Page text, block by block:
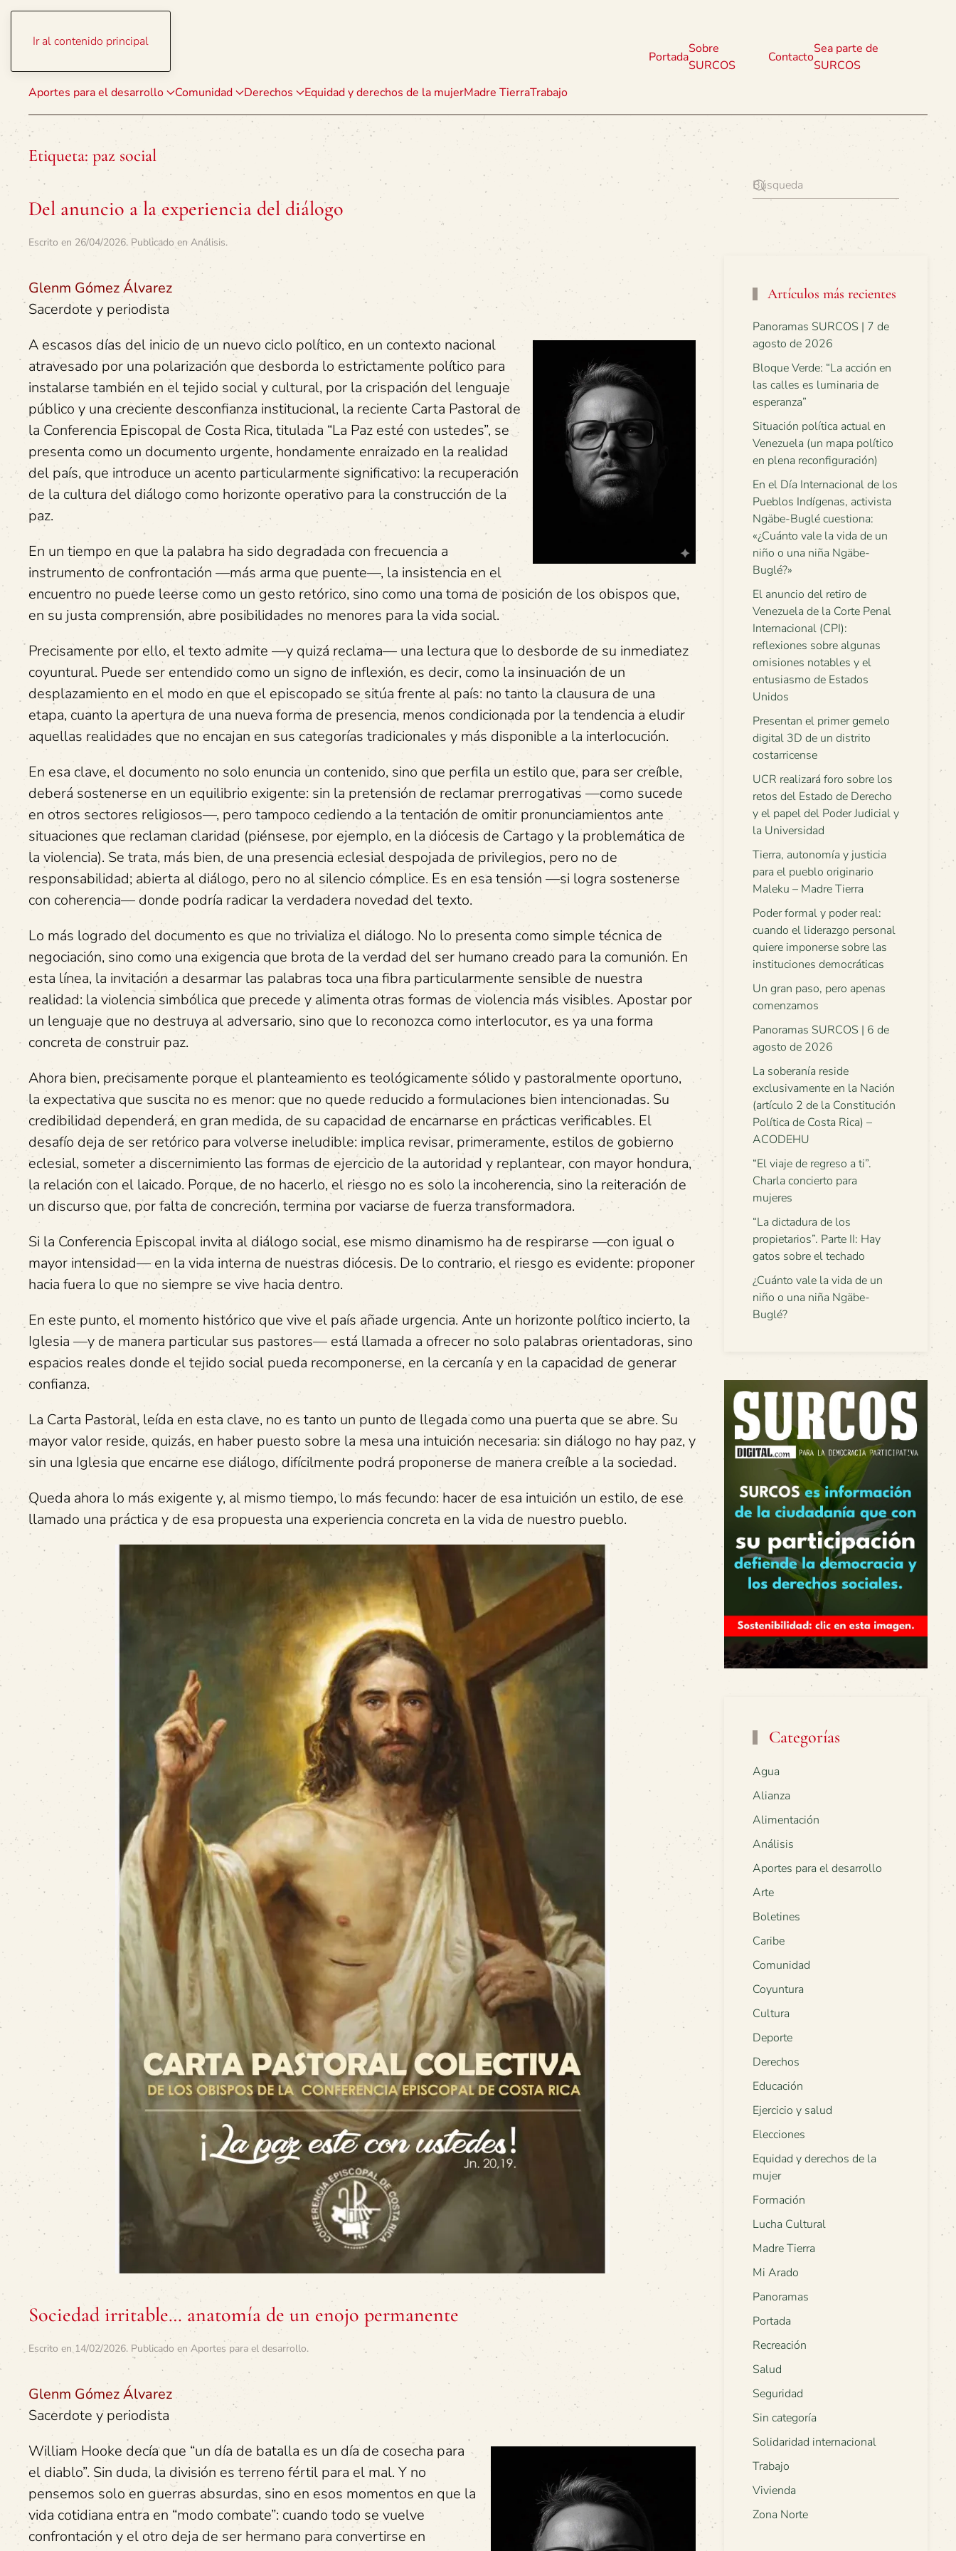
Ir al contenido principal
Aportes para el desarrollo Comunidad Derechos Equidad y derechos de la mujerMadre TierraTrabajo
Portada
Sobre
SURCOS
Contacto
Sea parte de
SURCOS
Etiqueta: paz social
Del anuncio a la experiencia del diálogo
Escrito en 26/04/2026. Publicado en Análisis.
Glenm Gómez Álvarez
Sacerdote y periodista
A escasos días del inicio de un nuevo ciclo político, en un contexto nacional
atravesado por una polarización que desborda lo estrictamente político para
instalarse también en el tejido social y cultural, por la crispación del lenguaje
público y una creciente desconfianza institucional, la reciente Carta Pastoral de
la Conferencia Episcopal de Costa Rica, titulada “La Paz esté con ustedes”, se
presenta como un documento urgente, hondamente enraizado en la realidad
del país, que introduce un acento particularmente significativo: la recuperación
de la cultura del diálogo como horizonte operativo para la construcción de la
paz.
En un tiempo en que la palabra ha sido degradada con frecuencia a
instrumento de confrontación —más arma que puente—, la insistencia en el
encuentro no puede leerse como un gesto retórico, sino como una toma de posición de los obispos que,
en su justa comprensión, abre posibilidades no menores para la vida social.
Precisamente por ello, el texto admite —y quizá reclama— una lectura que lo desborde de su inmediatez
coyuntural. Puede ser entendido como un signo de inflexión, es decir, como la insinuación de un
desplazamiento en el modo en que el episcopado se sitúa frente al país: no tanto la clausura de una
etapa, cuanto la apertura de una nueva forma de presencia, menos condicionada por la tendencia a eludir
aquellas realidades que no encajan en sus categorías tradicionales y más disponible a la interlocución.
En esa clave, el documento no solo enuncia un contenido, sino que perfila un estilo que, para ser creíble,
deberá sostenerse en un equilibrio exigente: sin la pretensión de reclamar prerrogativas —como sucede
en otros sectores religiosos—, pero tampoco cediendo a la tentación de omitir pronunciamientos ante
situaciones que reclaman claridad (piénsese, por ejemplo, en la diócesis de Cartago y la problemática de
la violencia). Se trata, más bien, de una presencia eclesial despojada de privilegios, pero no de
responsabilidad; abierta al diálogo, pero no al silencio cómplice. Es en esa tensión —si logra sostenerse
con coherencia— donde podría radicar la verdadera novedad del texto.
Lo más logrado del documento es que no trivializa el diálogo. No lo presenta como simple técnica de
negociación, sino como una exigencia que brota de la verdad del ser humano creado para la comunión. En
esta línea, la invitación a desarmar las palabras toca una fibra particularmente sensible de nuestra
realidad: la violencia simbólica que precede y alimenta otras formas de violencia más visibles. Apostar por
un lenguaje que no destruya al adversario, sino que lo reconozca como interlocutor, es ya una forma
concreta de construir paz.
Ahora bien, precisamente porque el planteamiento es teológicamente sólido y pastoralmente oportuno,
la expectativa que suscita no es menor: que no quede reducido a formulaciones bien intencionadas. Su
credibilidad dependerá, en gran medida, de su capacidad de encarnarse en prácticas verificables. El
desafío deja de ser retórico para volverse ineludible: implica revisar, primeramente, estilos de gobierno
eclesial, someter a discernimiento las formas de ejercicio de la autoridad y replantear, con mayor hondura,
la relación con el laicado. Porque, de no hacerlo, el riesgo no es solo la incoherencia, sino la reiteración de
un discurso que, por falta de concreción, termina por vaciarse de fuerza transformadora.
Si la Conferencia Episcopal invita al diálogo social, ese mismo dinamismo ha de respirarse —con igual o
mayor intensidad— en la vida interna de nuestras diócesis. De lo contrario, el riesgo es evidente: proponer
hacia fuera lo que no siempre se vive hacia dentro.
En este punto, el momento histórico que vive el país añade urgencia. Ante un horizonte político incierto, la
Iglesia —y de manera particular sus pastores— está llamada a ofrecer no solo palabras orientadoras, sino
espacios reales donde el tejido social pueda recomponerse, en la cercanía y en la capacidad de generar
confianza.
La Carta Pastoral, leída en esta clave, no es tanto un punto de llegada como una puerta que se abre. Su
mayor valor reside, quizás, en haber puesto sobre la mesa una intuición necesaria: sin diálogo no hay paz, y
sin una Iglesia que encarne ese diálogo, difícilmente podrá proponerse de manera creíble a la sociedad.
Queda ahora lo más exigente y, al mismo tiempo, lo más fecundo: hacer de esa intuición un estilo, de ese
llamado una práctica y de esa propuesta una experiencia concreta en la vida de nuestro pueblo.
Sociedad irritable… anatomía de un enojo permanente
Escrito en14/02/2026. Publicado en Aportes para el desarrollo.
Glenm Gómez Álvarez
Sacerdote y periodista
William Hooke decía que “un día de batalla es un día de cosecha para
el diablo”. Sin duda, la división es terreno fértil para el mal. Y no
pensemos solo en guerras absurdas, sino en esos momentos en que la
vida cotidiana entra en “modo combate”: cuando todo se vuelve
confrontación y el otro deja de ser hermano para convertirse en
Artículos más recientes
Panoramas SURCOS | 7 de
agosto de 2026
Bloque Verde: “La acción en
las calles es luminaria de
esperanza”
Situación política actual en
Venezuela (un mapa político
en plena reconfiguración)
En el Día Internacional de los
Pueblos Indígenas, activista
Ngäbe-Buglé cuestiona:
«¿Cuánto vale la vida de un
niño o una niña Ngäbe-
Buglé?»
El anuncio del retiro de
Venezuela de la Corte Penal
Internacional (CPI):
reflexiones sobre algunas
omisiones notables y el
entusiasmo de Estados
Unidos
Presentan el primer gemelo
digital 3D de un distrito
costarricense
UCR realizará foro sobre los
retos del Estado de Derecho
y el papel del Poder Judicial y
la Universidad
Tierra, autonomía y justicia
para el pueblo originario
Maleku – Madre Tierra
Poder formal y poder real:
cuando el liderazgo personal
quiere imponerse sobre las
instituciones democráticas
Un gran paso, pero apenas
comenzamos
Panoramas SURCOS | 6 de
agosto de 2026
La soberanía reside
exclusivamente en la Nación
(artículo 2 de la Constitución
Política de Costa Rica) –
ACODEHU
“El viaje de regreso a ti”.
Charla concierto para
mujeres
“La dictadura de los
propietarios”. Parte II: Hay
gatos sobre el techado
¿Cuánto vale la vida de un
niño o una niña Ngäbe-
Buglé?
Categorías
Agua
Alianza
Alimentación
Análisis
Aportes para el desarrollo
Arte
Boletines
Caribe
Comunidad
Coyuntura
Cultura
Deporte
Derechos
Educación
Ejercicio y salud
Elecciones
Equidad y derechos de la
mujer
Formación
Lucha Cultural
Madre Tierra
Mi Arado
Panoramas
Portada
Recreación
Salud
Seguridad
Sin categoría
Solidaridad internacional
Trabajo
Vivienda
Zona Norte